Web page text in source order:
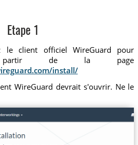
Etape 1
le client officiel WireGuard pour
partir de la page
install/
WireGuard devrait s'ouvrir. Ne le